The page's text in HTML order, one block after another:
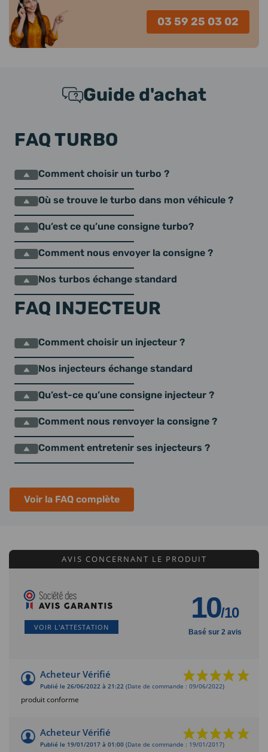
03 59 25 03 02
Guide d'achat
FAQ TURBO
Comment choisir un turbo ?
Où se trouve le turbo dans mon véhicule ?
Qu’est ce qu’une consigne turbo?
Comment nous envoyer la consigne ?
Nos turbos échange standard
FAQ INJECTEUR
Comment choisir un injecteur ?
Nos injecteurs échange standard
Qu’est-ce qu’une consigne injecteur ?
Comment nous renvoyer la consigne ?
Comment entretenir ses injecteurs ?
Voir la FAQ complète
AVIS CONCERNANT LE PRODUIT
VOIR L'ATTESTATION
10/10
Basé sur 2 avis
Acheteur Vérifié
Publié le 26/06/2022 à 21:22 (Date de commande : 09/06/2022)
produit conforme
Acheteur Vérifié
Publié le 19/01/2017 à 01:00 (Date de commande : 19/01/2017)